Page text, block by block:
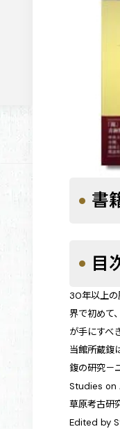
書
目
30年以上の
界で初めて
が手にすべ
当館所蔵鍑
鍑の研究－
Studies on
草原考古研
Edited by